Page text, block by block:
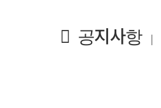
공지사항 |